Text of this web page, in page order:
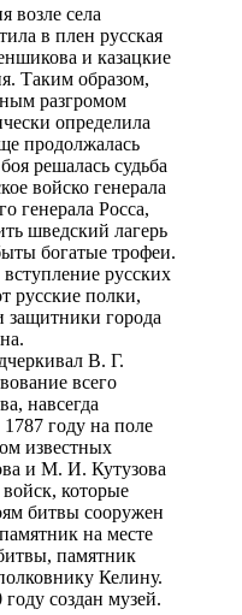
возле села
в плен русская
и казацкие
Таким образом,
разгромом
определила
продолжалась
решалась судьба
войско генерала
генерала Росса,
шведский лагерь
богатые трофеи.
русских
русские полки,
защитники города
В. Г.
всего
навсегда
году на поле
известных
и М. И. Кутузова
которые
битвы сооружен
на месте
памятник
Келину.
создан музей.